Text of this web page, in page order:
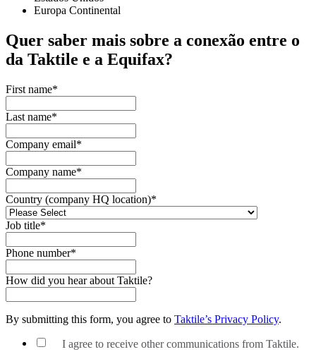
Europa Continental
Quer saber mais sobre a conexão entre o
da Taktile e a Equifax?
First name*
Last name*
Company email*
Company name*
Country (company HQ location)*
Job title*
Phone number*
How did you hear about Taktile?
By submitting this form, you agree to Taktile’s Privacy Policy.
I agree to receive other communications from Taktile.